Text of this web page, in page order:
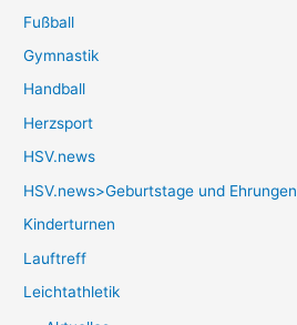
Fußball
Gymnastik
Handball
Herzsport
HSV.news
HSV.news>Geburtstage und Ehrungen
Kinderturnen
Lauftreff
Leichtathletik